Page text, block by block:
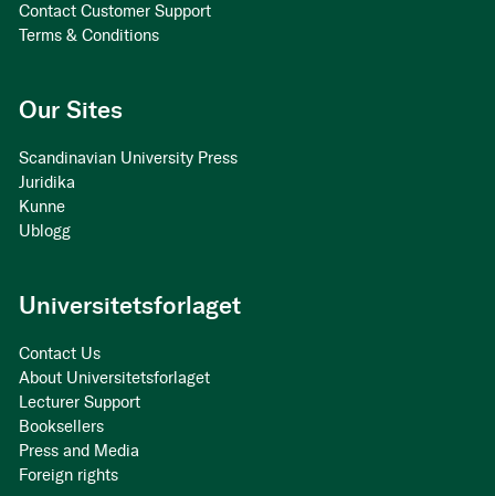
Contact Customer Support
Terms & Conditions
Our Sites
Scandinavian University Press
Juridika
Kunne
Ublogg
Universitetsforlaget
Contact Us
About Universitetsforlaget
Lecturer Support
Booksellers
Press and Media
Foreign rights